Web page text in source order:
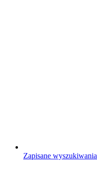
Zapisane wyszukiwania